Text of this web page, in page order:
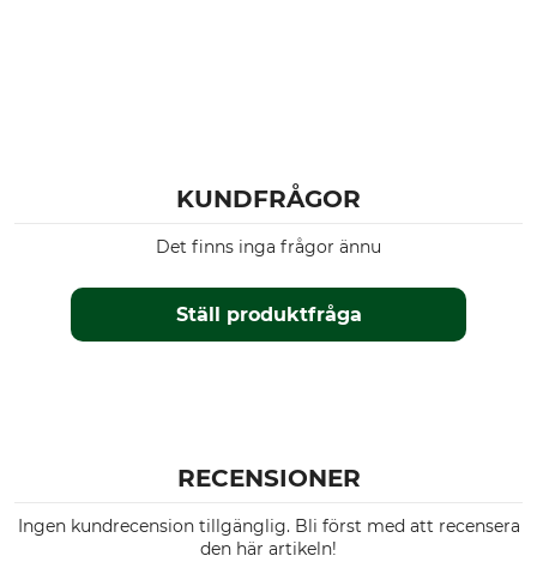
KUNDFRÅGOR
Ställ produktfråga
Det finns inga frågor ännu
RECENSIONER
Ingen kundrecension tillgänglig. Bli först med att recensera
den här artikeln!